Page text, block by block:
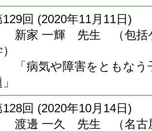
129回 (2020年11月11日)
家 一輝 先生 （包括ケ
病気や障害をともなう
128回 (2020年10月14日)
邊 一久 先生 （名古屋